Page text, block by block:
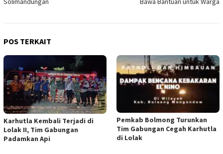
POS TERKAIT
Karhutla Kembali Terjadi di
Lolak II, Tim Gabungan
Padamkan Api
Pemkab Bolmong Turunkan
Tim Gabungan Cegah Karhutla
di Lolak